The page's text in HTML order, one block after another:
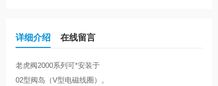
详细介绍 在线留言
老虎阀2000系列可*安装于
02型阀岛（V型电磁线圈）。